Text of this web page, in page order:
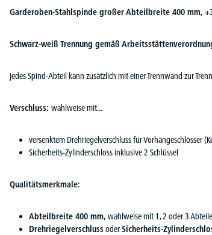
Garderoben-Stahlspinde großer Abteilbreite 400 mm,
Schwarz-weiß Trennung gemäß
jedes Spind-Abteil kann zusätzlich mit einer Trennwand zur
Verschluss: wahlweise mit...
versenktem Drehriegelverschluss für Vorhängeschlösser
Sicherheits-Zylinderschloss inklusive 2 Schlüssel
Qualitätsmerkmale:
Abteilbreite 400 mm, wahlweise mit 1, 2 oder 3
DrehriegelverschlussoderSicherheits-